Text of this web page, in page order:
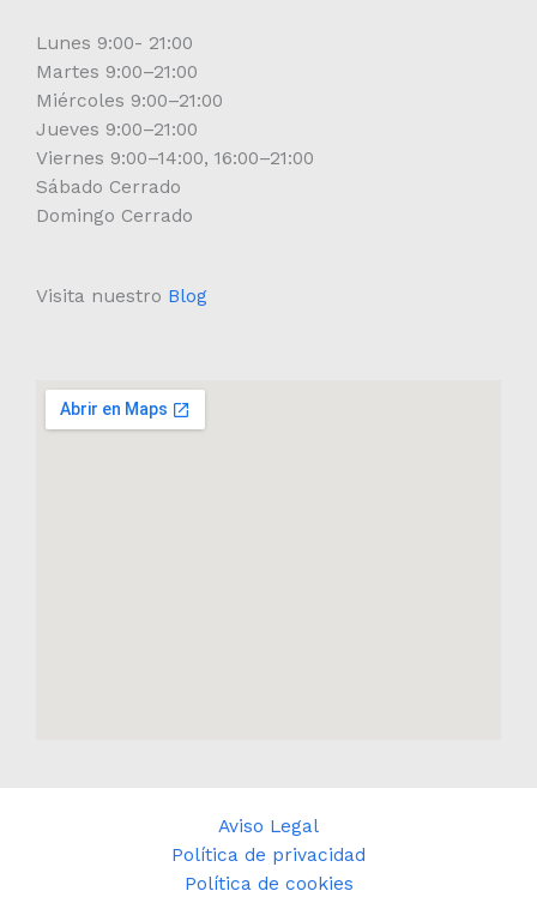
Lunes 9:00- 21:00
Martes 9:00–21:00
Miércoles 9:00–21:00
Jueves 9:00–21:00
Viernes 9:00–14:00, 16:00–21:00
Sábado Cerrado
Domingo Cerrado
Visita nuestro Blog
Aviso Legal
Política de privacidad
Política de cookies